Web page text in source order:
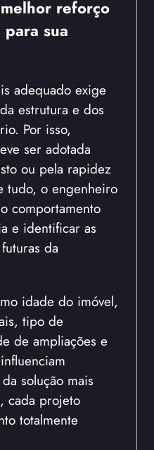
reforço
sua
adequado exige
estrutura e dos
Por isso,
ser adotada
ou pela rapidez
tudo, o engenheiro
comportamento
e identificar as
da
idade do imóvel,
tipo de
de ampliações e
solução mais
cada projeto
totalmente